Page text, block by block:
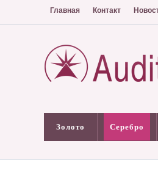
Главная Контакт
Золото Серебро